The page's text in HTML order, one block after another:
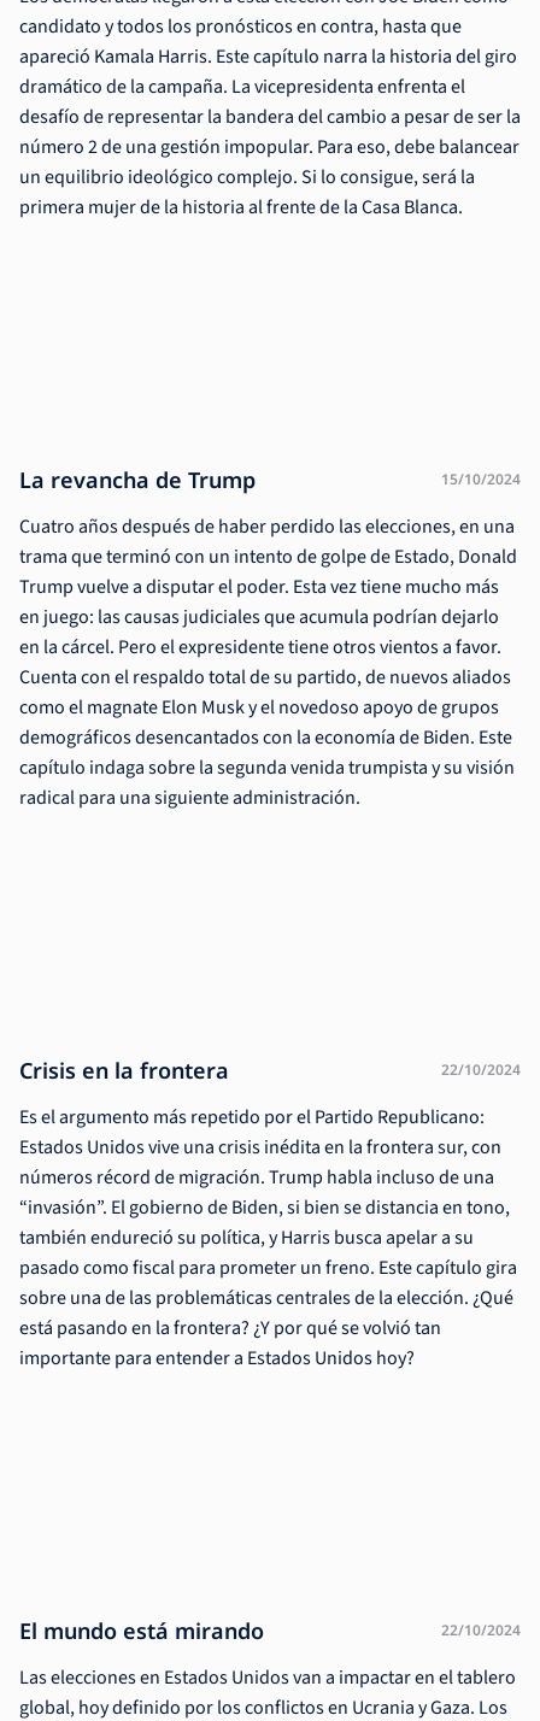
candidato y todos los pronósticos en contra, hasta que
apareció Kamala Harris. Este capítulo narra la historia del giro
dramático de la campaña. La vicepresidenta enfrenta el
desafío de representar la bandera del cambio a pesar de ser la
número 2 de una gestión impopular. Para eso, debe balancear
un equilibrio ideológico complejo. Si lo consigue, será la
primera mujer de la historia al frente de la Casa Blanca.
La revancha de Trump 15/10/2024
Cuatro años después de haber perdido las elecciones, en una
trama que terminó con un intento de golpe de Estado, Donald
Trump vuelve a disputar el poder. Esta vez tiene mucho más
en juego: las causas judiciales que acumula podrían dejarlo
en la cárcel. Pero el expresidente tiene otros vientos a favor.
Cuenta con el respaldo total de su partido, de nuevos aliados
como el magnate Elon Musk y el novedoso apoyo de grupos
demográficos desencantados con la economía de Biden. Este
capítulo indaga sobre la segunda venida trumpista y su visión
radical para una siguiente administración.
Crisis en la frontera 22/10/2024
Es el argumento más repetido por el Partido Republicano:
Estados Unidos vive una crisis inédita en la frontera sur, con
números récord de migración. Trump habla incluso de una
“invasión”. El gobierno de Biden, si bien se distancia en tono,
también endureció su política, y Harris busca apelar a su
pasado como fiscal para prometer un freno. Este capítulo gira
sobre una de las problemáticas centrales de la elección. ¿Qué
está pasando en la frontera? ¿Y por qué se volvió tan
importante para entender a Estados Unidos hoy?
El mundo está mirando 22/10/2024
Las elecciones en Estados Unidos van a impactar en el tablero
global, hoy definido por los conflictos en Ucrania y Gaza. Los